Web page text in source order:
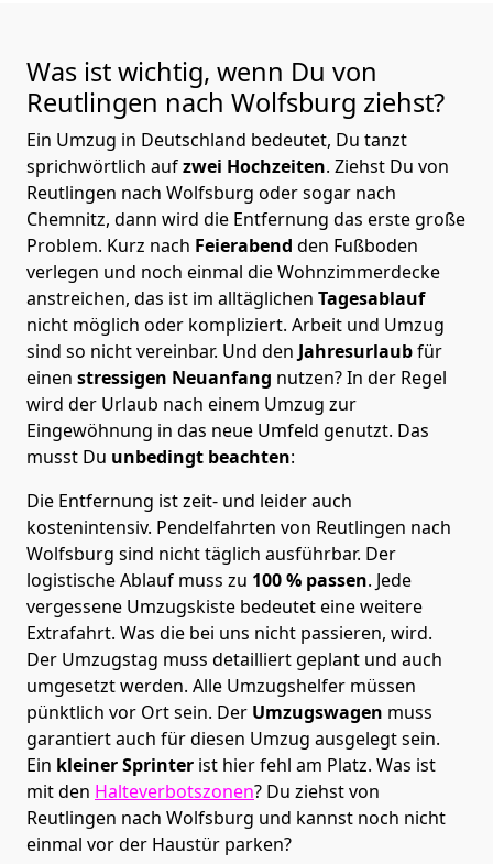
Was ist wichtig, wenn Du von
Reutlingen nach Wolfsburg ziehst?
Ein Umzug in Deutschland bedeutet, Du tanzt
sprichwörtlich aufzwei Hochzeiten. Ziehst Du von
Reutlingen nach Wolfsburg oder sogar nach
Chemnitz, dann wird die Entfernung das erste große
Problem. Kurz nach Feierabend den Fußboden
verlegen und noch einmal die Wohnzimmerdecke
anstreichen, das ist im alltäglichen Tagesablauf
nicht möglich oder kompliziert. Arbeit und Umzug
sind so nicht vereinbar. Und den Jahresurlaubfür
einen stressigen Neuanfang nutzen? In der Regel
wird der Urlaub nach einem Umzug zur
Eingewöhnung in das neue Umfeld genutzt. Das
musst Du unbedingt beachten:
Die Entfernung ist zeit- und leider auch
kostenintensiv. Pendelfahrten von Reutlingen nach
Wolfsburg sind nicht täglich ausführbar. Der
logistische Ablauf muss zu 100 % passen. Jede
vergessene Umzugskiste bedeutet eine weitere
Extrafahrt. Was die bei uns nicht passieren, wird.
Der Umzugstag muss detailliert geplant und auch
umgesetzt werden. Alle Umzugshelfer müssen
pünktlich vor Ort sein. Der Umzugswagen muss
garantiert auch für diesen Umzug ausgelegt sein.
Ein kleiner Sprinter ist hier fehl am Platz. Was ist
mit den Halteverbotszonen? Du ziehst von
Reutlingen nach Wolfsburg und kannst noch nicht
einmal vor der Haustür parken?